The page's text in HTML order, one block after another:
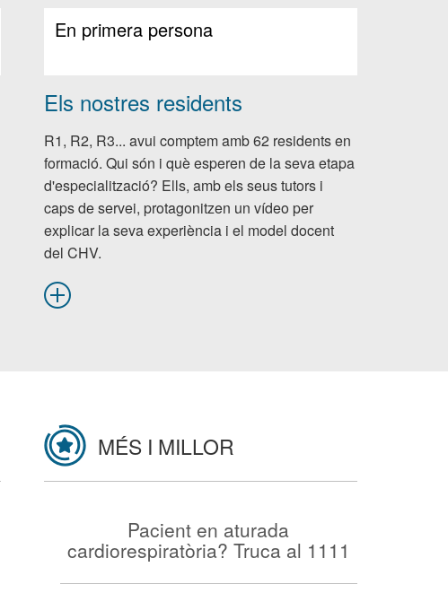
En primera persona
Els nostres residents
R1, R2, R3... avui comptem amb 62 residents en
formació. Qui són i què esperen de la seva etapa
d'especialització? Ells, amb els seus tutors i
caps de servei, protagonitzen un vídeo per
explicar la seva experiència i el model docent
del CHV.
MÉS I MILLOR
Pacient en aturada
cardiorespiratòria? Truca al 1111